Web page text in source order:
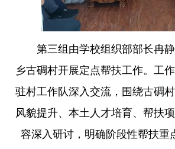
第三组由学校组织部部长冉静
乡古碉村开展定点帮扶工作。工作
驻村工作队深入交流，围绕古碉
风貌提升、本土人才培育、帮扶
容深入研讨，明确阶段性帮扶重